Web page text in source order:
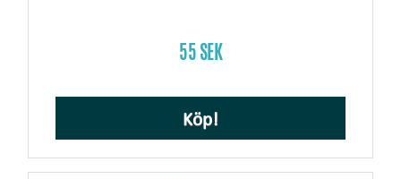
55 SEK
Köp!